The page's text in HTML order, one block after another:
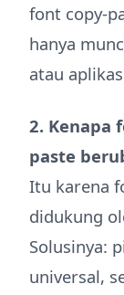
font copy-
hanya
atau
2. Kenapa
paste
Itu karena
didukung
Solusinya:
universal,